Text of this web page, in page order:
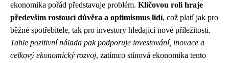
ekonomika pořád představuje problém. Klíčovou roli hraje
především rostoucí důvěra a optimismus lidí, což platí jak pro
běžné spotřebitele, tak pro investory hledající nové příležitosti.
Tahle pozitivní nálada pak podporuje investování, inovace a
celkový ekonomický rozvoj, zatímco stínová ekonomika tento